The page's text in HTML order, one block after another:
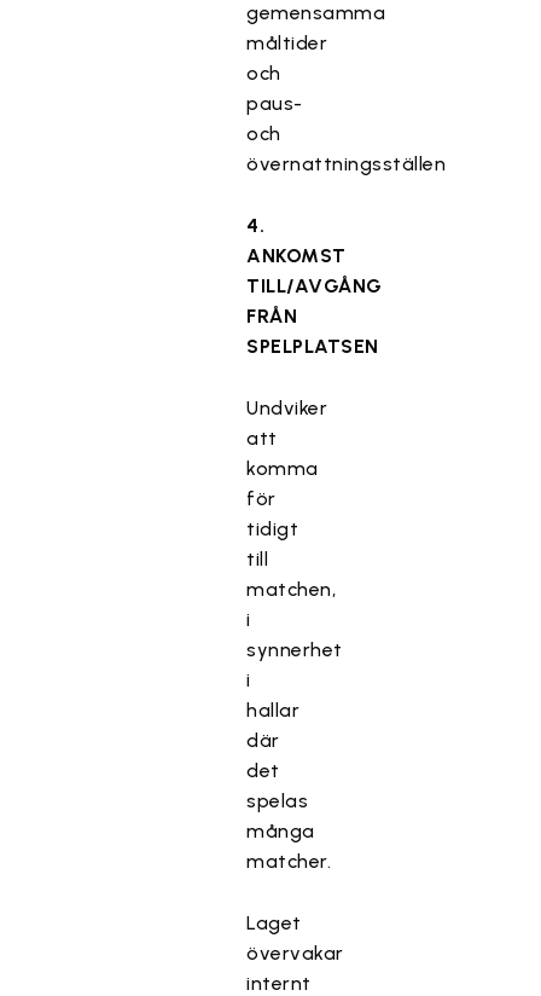
gemensamma
måltider
och
paus-
och
övernattningsställen
4.
ANKOMST
TILL/AVGÅNG
FRÅN
SPELPLATSEN
Undviker
att
komma
för
tidigt
till
matchen,
i
synnerhet
i
hallar
där
det
spelas
många
matcher.
Laget
övervakar
internt